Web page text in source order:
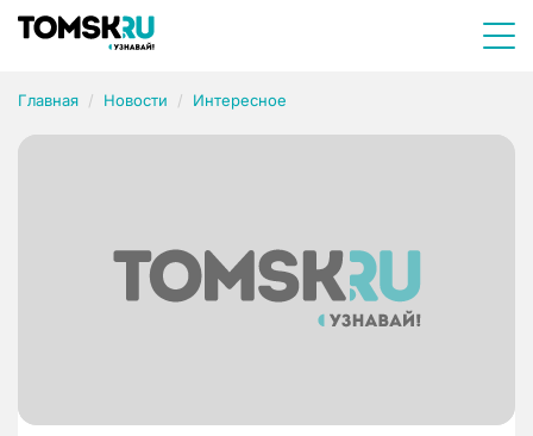
Главная Новости Интересное